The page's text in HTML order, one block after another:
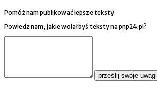
Pomóż nam publikować lepsze teksty
Powiedz nam, jakie wolałbyś teksty na pnp24.pl?
prześlij swoje uwagi